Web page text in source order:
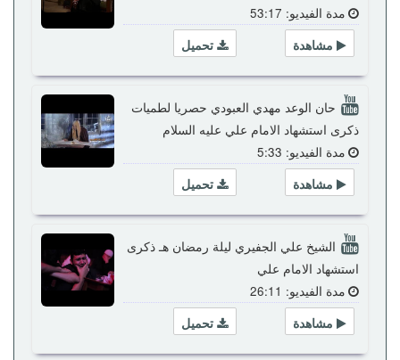
مدة الفيديو: 53:17
تحميل
مشاهدة
حان الوعد مهدي العبودي حصريا لطميات
ذكرى استشهاد الامام علي عليه السلام
مدة الفيديو: 5:33
تحميل
مشاهدة
الشيخ علي الجفيري ليلة رمضان هـ ذكرى
استشهاد الامام علي
مدة الفيديو: 26:11
تحميل
مشاهدة